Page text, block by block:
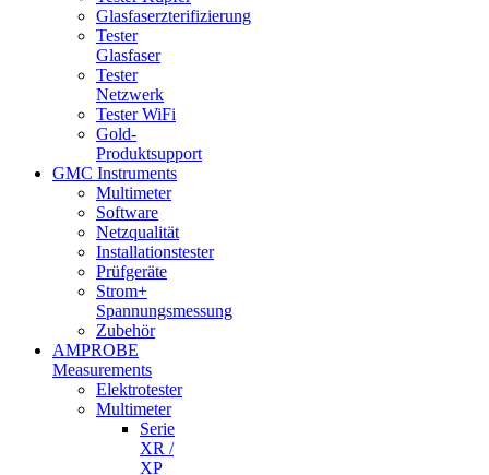
Glasfaserzterifizierung
Tester
Glasfaser
Tester
Netzwerk
Tester WiFi
Gold-
Produktsupport
GMC Instruments
Multimeter
Software
Netzqualität
Installationstester
Prüfgeräte
Strom+
Spannungsmessung
Zubehör
AMPROBE
Measurements
Elektrotester
Multimeter
Serie
XR /
XP